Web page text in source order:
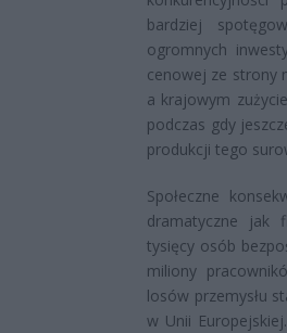
bardziej
ogromnych
cenowej ze strony
a krajowym
podczas gdy
produkcji tego
Społeczne
dramatyczne jak
tysięcy osób
miliony
losów przemysłu
w Unii